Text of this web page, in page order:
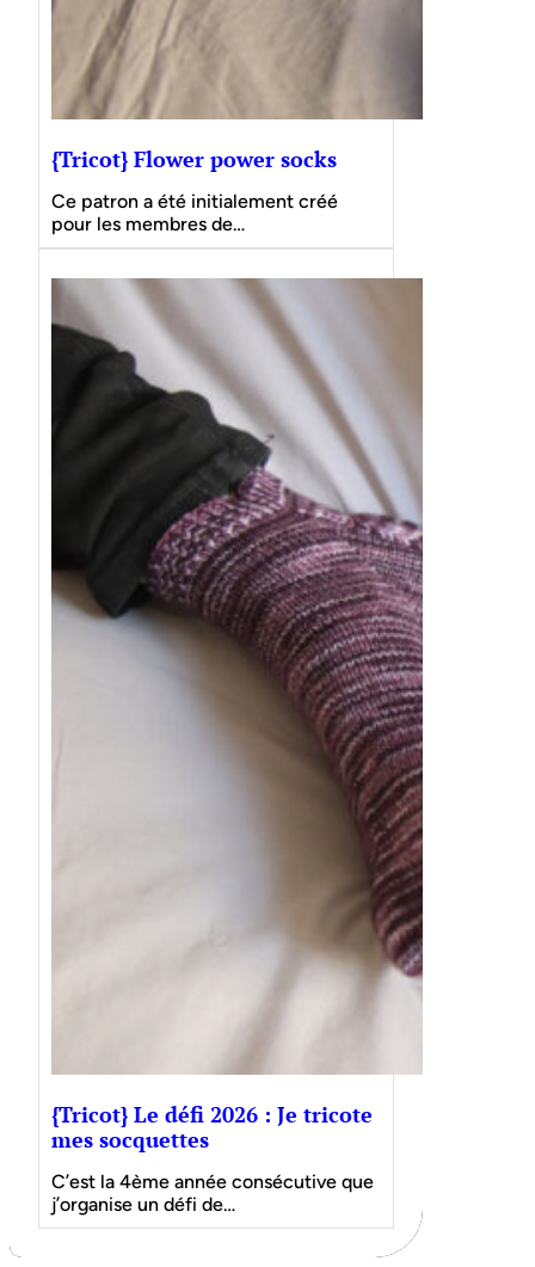
{Tricot} Flower power socks
Ce patron a été initialement créé
pour les membres de…
{Tricot} Le défi 2026 : Je tricote
mes socquettes
C’est la 4ème année consécutive que
j’organise un défi de…